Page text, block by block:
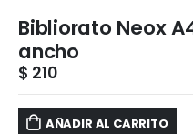
Bibliorato Neox
ancho
$ 210
AÑADIR AL CARRITO